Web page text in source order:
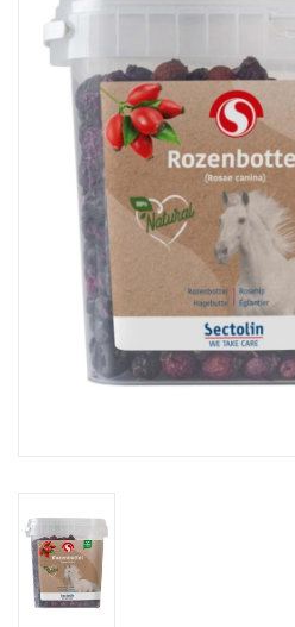
Stress
Huid en haar
Ademhaling
Voortplanting
Verzorging
Paardenvoer